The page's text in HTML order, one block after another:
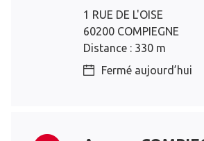
1 RUE DE L'OISE
60200 COMPIEGNE
Distance : 330 m
Fermé aujourd’hui